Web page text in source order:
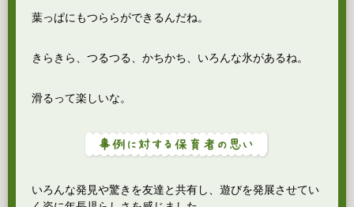
葉っぱにもつららができるんだね。
きらきら、つるつる、かちかち、いろんな氷があるね。
滑るって楽しいな。
いろんな発見や驚きを友達と共有し、遊びを発展させてい